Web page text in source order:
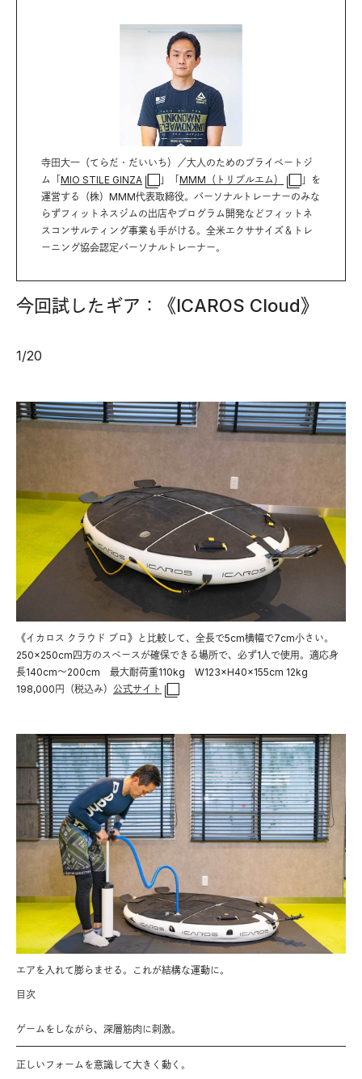
寺田大一（てらだ・だいいち）／大人のためのプライベートジ
ム「 MIO STILE GINZA 」「 MMM（トリプルエム）
」を
運営する（株）MMM代表取締役。パーソナルトレーナーのみな
らずフィットネスジムの出店やプログラム開発などフィットネ
スコンサルティング事業も手がける。全米エクササイズ＆トレ
ーニング協会認定パーソナルトレーナー。
今回試したギア：《ICAROS Cloud》
1/20
《イカロス クラウド プロ》と比較して、全長で5cm横幅で7cm小さい。
250×250cm四方のスペースが確保できる場所で、必ず1人で使用。適応身
長140cm〜200cm 最大耐荷重110kg W123×H40×155cm 12kg
198,000円（税込み） 公式サイト
エアを入れて膨らませる。これが結構な運動に。
目次
ゲームをしながら、深層筋肉に刺激。
正しいフォームを意識して大きく動く。